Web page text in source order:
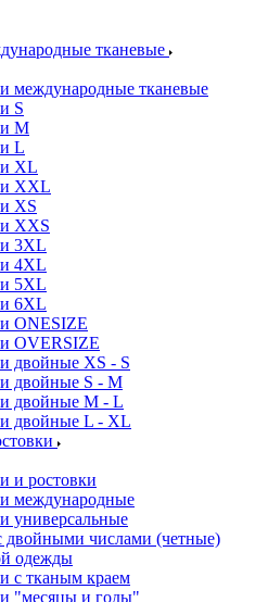
тканевые
международные тканевые
S
M
L
XL
XXL
XS
XXS
3XL
4XL
5XL
6XL
ONESIZE
OVERSIZE
двойные XS - S
двойные S - M
двойные M - L
двойные L - XL
и ростовки
международные
универсальные
двойными числами (четные)
одежды
с тканым краем
"месяцы и годы"